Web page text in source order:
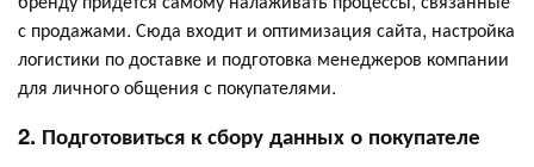
с продажами. Сюда входит и оптимизация сайта, настройка
логистики по доставке и подготовка менеджеров компании
для личного общения с покупателями.
2. Подготовиться к сбору данных о покупателе